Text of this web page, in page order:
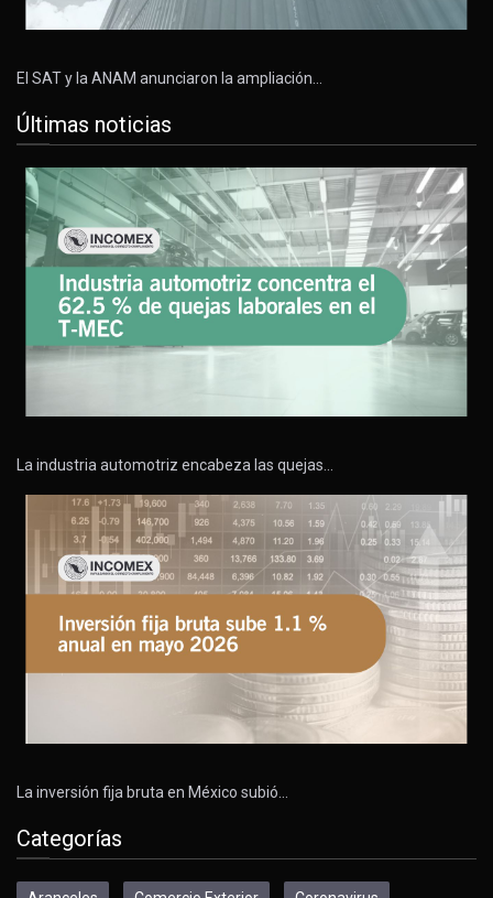
El SAT y la ANAM anunciaron la ampliación…
Últimas noticias
La industria automotriz encabeza las quejas…
La inversión fija bruta en México subió…
Categorías